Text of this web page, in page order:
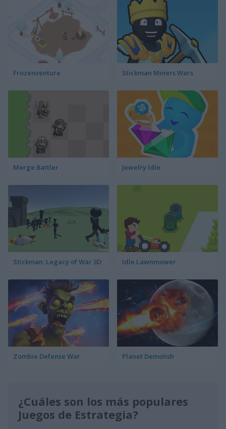
Frozenventure Stickman Miners Wars
Merge Battler Jewelry Idle
Stickman: Legacy of War 3D Idle Lawnmower
Zombie Defense War Planet Demolish
¿Cuáles son los más populares
Juegos de Estrategia?